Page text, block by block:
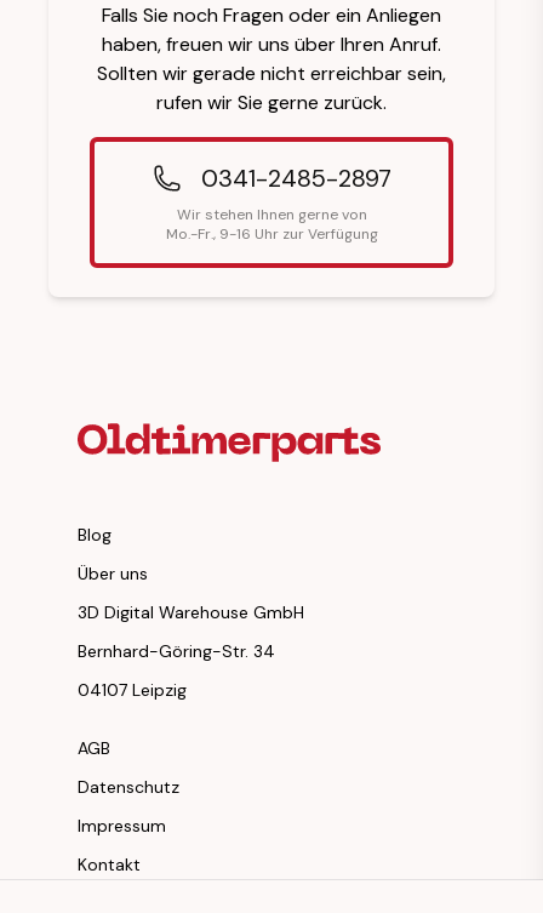
Falls Sie noch Fragen oder ein Anliegen
haben, freuen wir uns über Ihren Anruf.
Sollten wir gerade nicht erreichbar sein,
rufen wir Sie gerne zurück.
0341-2485-2897
Wir stehen Ihnen gerne von
Mo.-Fr., 9-16 Uhr zur Verfügung
Blog
Über uns
3D Digital Warehouse GmbH
Bernhard-Göring-Str. 34
04107 Leipzig
AGB
Datenschutz
Impressum
Kontakt